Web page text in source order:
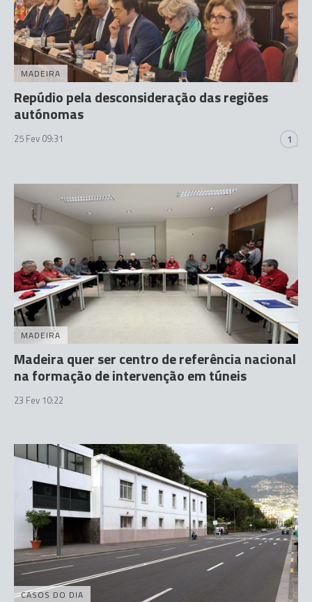
MADEIRA
Repúdio pela desconsideração das regiões
autónomas
25 Fev 09:31 1
MADEIRA
Madeira quer ser centro de referência nacional
na formação de intervenção em túneis
23 Fev 10:22
CASOS DO DIA